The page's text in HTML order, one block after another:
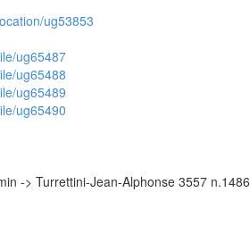
ug53853
ug65487
ug65488
ug65489
ug65490
-> Turrettini-Jean-Alphonse 3557 n.1486